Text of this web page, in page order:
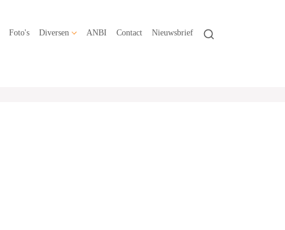
Foto's Diversen ANBI Contact Nieuwsbrief